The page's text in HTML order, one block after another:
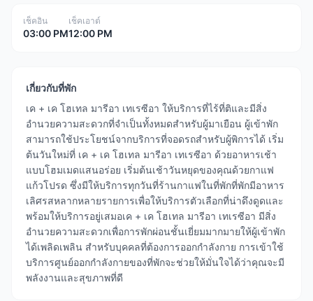
เช็คอิน
03:00 PM
เช็คเอาต์
12:00 PM
เกี่ยวกับที่พัก
เค + เค โฮเทล มารีอา เทเรซีอา ให้บริการที่ไร้ที่ติและมีสิ่ง
อำนวยความสะดวกที่จำเป็นทั้งหมดสำหรับผู้มาเยือน ผู้เข้าพัก
สามารถใช้ประโยชน์จากบริการที่จอดรถสำหรับผู้พิการได้ เริ่ม
ต้นวันใหม่ที่ เค + เค โฮเทล มารีอา เทเรซีอา ด้วยอาหารเช้า
แบบโฮมเมดแสนอร่อย เริ่มต้นเช้าวันหยุดของคุณด้วยกาแฟ
แก้วโปรด ซึ่งมีให้บริการทุกวันที่ร้านกาแฟในที่พักที่พักมีอาหาร
เลิศรสหลากหลายรายการเพื่อให้บริการตัวเลือกที่น่าดึงดูดและ
พร้อมให้บริการอยู่เสมอเค + เค โฮเทล มารีอา เทเรซีอา มีสิ่ง
อำนวยความสะดวกเพื่อการพักผ่อนชั้นเยี่ยมมากมายให้ผู้เข้าพัก
ได้เพลิดเพลิน สำหรับบุคคลที่ต้องการออกกำลังกาย การเข้าใช้
บริการศูนย์ออกกำลังกายของที่พักจะช่วยให้มั่นใจได้ว่าคุณจะมี
พลังงานและสุขภาพที่ดี